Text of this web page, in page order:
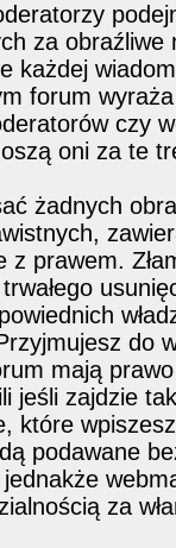
za obraźliwe
każdej
forum
czy
oni za te
żadnych
z prawem.
do
mają
jeśli zajdzie
które
podawane
za